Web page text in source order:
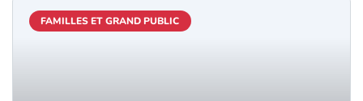
FAMILLES ET GRAND PUBLIC